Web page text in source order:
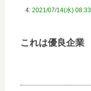
4: 2021/07/14(水)
これは優良企業